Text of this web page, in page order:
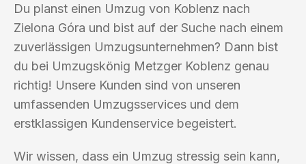
Du planst einen Umzug von Koblenz nach
Zielona Góra und bist auf der Suche nach einem
zuverlässigen Umzugsunternehmen? Dann bist
du bei Umzugskönig Metzger Koblenz genau
richtig! Unsere Kunden sind von unseren
umfassenden Umzugsservices und dem
erstklassigen Kundenservice begeistert.
Wir wissen, dass ein Umzug stressig sein kann,